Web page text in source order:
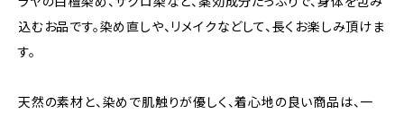
込むお品です。染め直しや、リメイクなどして、長くお楽しみ頂けま
す。
天然の素材と、染めで肌触りが優しく、着心地の良い商品は、一